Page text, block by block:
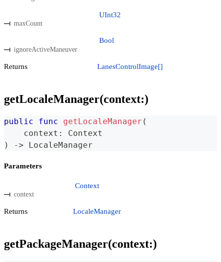
maxCount
UInt32
ignoreActiveManeuver
Bool
Returns LanesControlImage[]
getLocaleManager(context:)
public func getLocaleManager (
    context
:
Context
)
-> LocaleManager
Parameters
context
Context
Returns LocaleManager
getPackageManager(context:)